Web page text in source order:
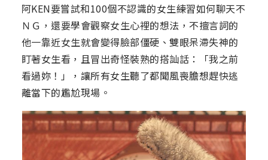
阿KEN要嘗試和100個不認識的女生練習如何聊天不
ＮＧ，還要學會觀察女生心裡的想法，不擅言詞的
他一靠近女生就會變得臉部僵硬、雙眼呆滯失神的
盯著女生看，且冒出奇怪裝熟的搭訕話：「我之前
看過妳！」，讓所有女生聽了都聞風喪膽想趕快逃
離當下的尷尬現場。